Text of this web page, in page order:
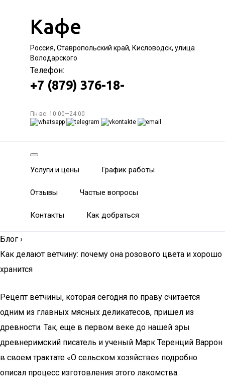
Кафе
Россия, Ставропольский край, Кисловодск, улица
Володарского
Телефон:
+7 (879) 376-18-
Пн-вс: 10:00—24:00
Услуги и цены График работы
Отзывы Частые вопросы
Контакты Как добраться
Блог ›
Как делают ветчину: почему она розового цвета и хорошо
хранится
Рецепт ветчины, которая сегодня по праву считается
одним из главных мясных деликатесов, пришел из
древности. Так, еще в первом веке до нашей эры
древнеримский писатель и ученый Марк Теренций Варрон
в своем трактате «О сельском хозяйстве» подробно
описал процесс изготовления этого лакомства.